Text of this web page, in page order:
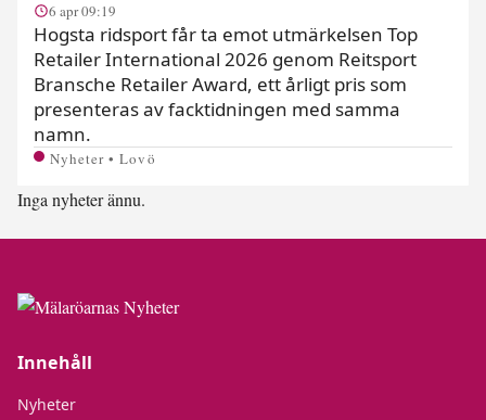
6 apr 09:19
Hogsta ridsport får ta emot utmärkelsen Top
Retailer International 2026 genom Reitsport
Bransche Retailer Award, ett årligt pris som
presenteras av facktidningen med samma
namn.
Nyheter • Lovö
Inga nyheter ännu.
Innehåll
Nyheter